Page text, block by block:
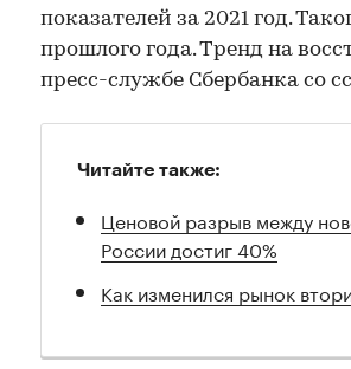
показателей за 2021 год.
прошлого года. Тренд на
пресс-службе Сбербанка со
Читайте также:
Ценовой разрыв между
России достиг 40%
Как изменился рынок